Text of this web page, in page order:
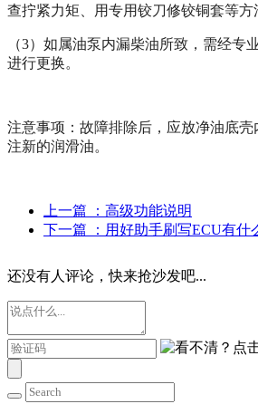
查拧紧力矩、用专用铰刀修铰铜套等方
（3）如属油泵内漏柴油所致，需经专
进行更换。
注意事项：故障排除后，应放净油底
注新的润滑油。
上一篇
：高级功能说明
下一篇
：用好助手刷写ECU有什
还没有人评论，快来抢沙发吧...